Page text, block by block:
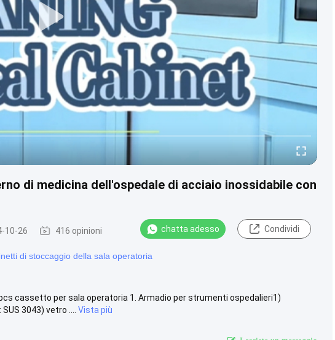
di medicina dell'ospedale di acciaio inossidabile con
10-26 416 opinioni chatta adesso Condividi
di stoccaggio della sala operatoria
cassetto per sala operatoria 1. Armadio per strumenti ospedalieri1)
3043) vetro ....
Vista più